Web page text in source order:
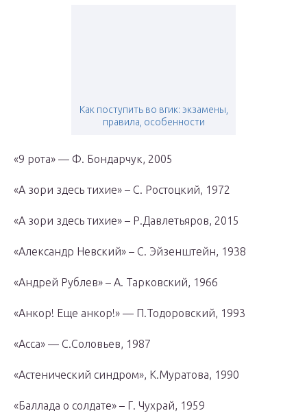
Как поступить во вгик: экзамены,
правила, особенности
«9 рота» — Ф. Бондарчук, 2005
«А зори здесь тихие» – С. Ростоцкий, 1972
«А зори здесь тихие» – Р.Давлетьяров, 2015
«Александр Невский» – С. Эйзенштейн, 1938
«Андрей Рублев» – А. Тарковский, 1966
«Анкор! Еще анкор!» — П.Тодоровский, 1993
«Асса» — С.Соловьев, 1987
«Астенический синдром», К.Муратова, 1990
«Баллада о солдате» – Г. Чухрай, 1959